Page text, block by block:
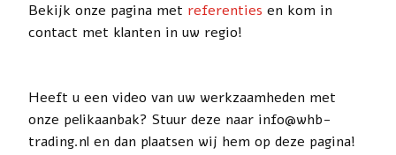
Bekijk onze pagina met referenties en kom in
contact met klanten in uw regio!
Heeft u een video van uw werkzaamheden met
onze pelikaanbak? Stuur deze naar info@whb-
trading.nl en dan plaatsen wij hem op deze pagina!